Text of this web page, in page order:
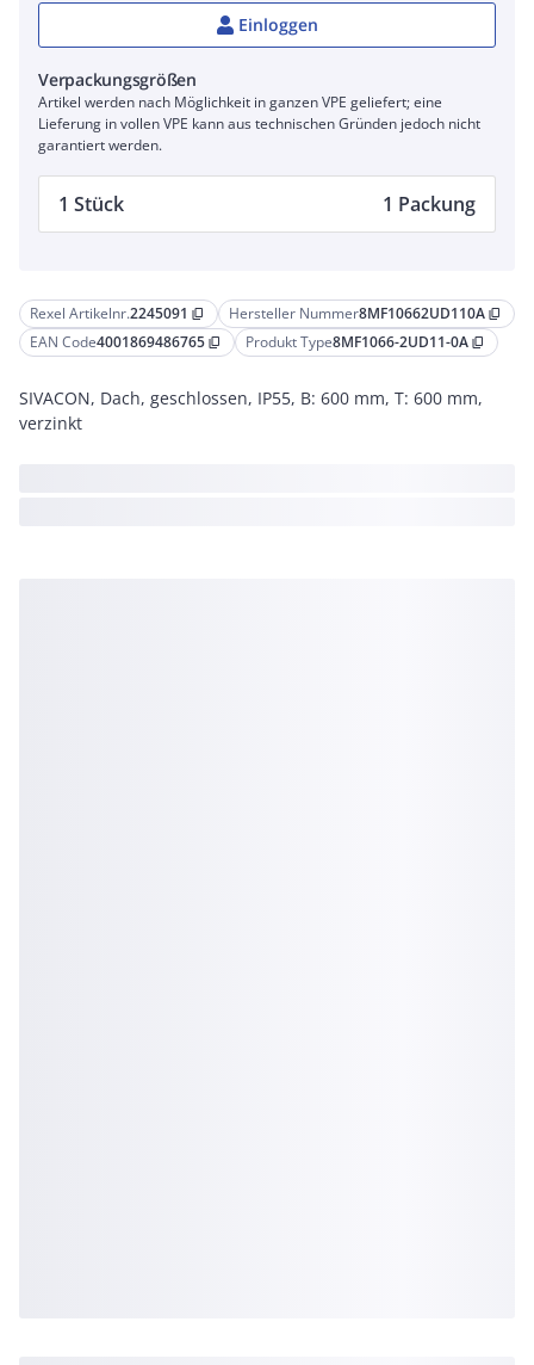
Rexel Artikelnr.2245091 content_copy Hersteller Nummer8MF10662UD110A content_copy
EAN Code4001869486765 content_copy Produkt Type8MF1066-2UD11-0A content_copy
SIVACON, Dach, geschlossen, IP55, B: 600 mm, T: 600 mm,
verzinkt
Einloggen
Verpackungsgrößen
Artikel werden nach Möglichkeit in ganzen VPE geliefert; eine
Lieferung in vollen VPE kann aus technischen Gründen jedoch nicht
garantiert werden.
1 Stück 1 Packung